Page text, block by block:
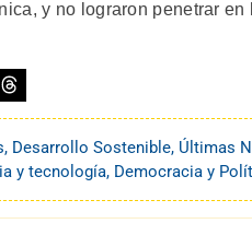
y no lograron penetrar
, Desarrollo Sostenible, Últimas
y tecnología, Democracia y